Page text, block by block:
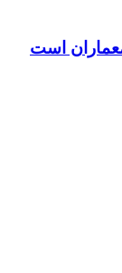
است